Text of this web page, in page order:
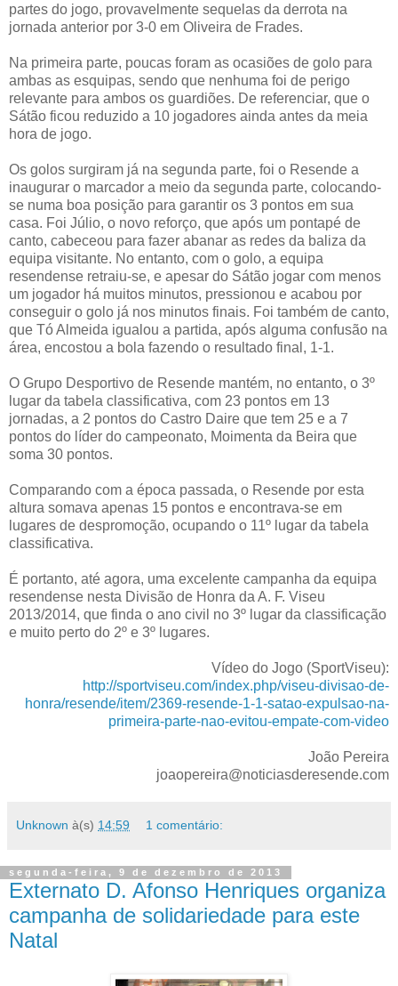
partes do jogo, provavelmente sequelas da derrota na
jornada anterior por 3-0 em Oliveira de Frades.
Na primeira parte, poucas foram as ocasiões de golo para
ambas as esquipas, sendo que nenhuma foi de perigo
relevante para ambos os guardiões. De referenciar, que o
Sátão ficou reduzido a 10 jogadores ainda antes da meia
hora de jogo.
Os golos surgiram já na segunda parte, foi o Resende a
inaugurar o marcador a meio da segunda parte, colocando-
se numa boa posição para garantir os 3 pontos em sua
casa. Foi Júlio, o novo reforço, que após um pontapé de
canto, cabeceou para fazer abanar as redes da baliza da
equipa visitante. No entanto, com o golo, a equipa
resendense retraiu-se, e apesar do Sátão jogar com menos
um jogador há muitos minutos, pressionou e acabou por
conseguir o golo já nos minutos finais. Foi também de canto,
que Tó Almeida igualou a partida, após alguma confusão na
área, encostou a bola fazendo o resultado final, 1-1.
O Grupo Desportivo de Resende mantém, no entanto, o 3º
lugar da tabela classificativa, com 23 pontos em 13
jornadas, a 2 pontos do Castro Daire que tem 25 e a 7
pontos do líder do campeonato, Moimenta da Beira que
soma 30 pontos.
Comparando com a época passada, o Resende por esta
altura somava apenas 15 pontos e encontrava-se em
lugares de despromoção, ocupando o 11º lugar da tabela
classificativa.
É portanto, até agora, uma excelente campanha da equipa
resendense nesta Divisão de Honra da A. F. Viseu
2013/2014, que finda o ano civil no 3º lugar da classificação
e muito perto do 2º e 3º lugares.
Vídeo do Jogo (SportViseu):
http://sportviseu.com/index.php/viseu-divisao-de-
honra/resende/item/2369-resende-1-1-satao-expulsao-na-
primeira-parte-nao-evitou-empate-com-video
João Pereira
joaopereira@noticiasderesende.com
Unknown à(s) 14:59 1 comentário:
segunda-feira, 9 de dezembro de 2013
Externato D. Afonso Henriques organiza
campanha de solidariedade para este
Natal